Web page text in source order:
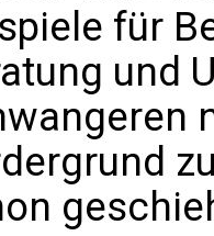
für
und